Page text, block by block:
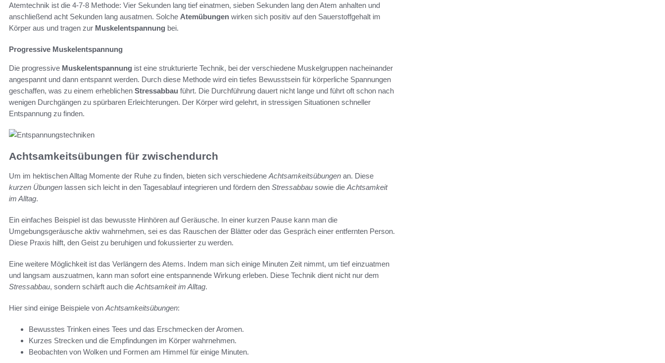
Atemtechnik ist die 4-7-8 Methode: Vier Sekunden lang tief einatmen, sieben Sekunden lang den Atem anhalten und
anschließend acht Sekunden lang ausatmen. Solche Atemübungen wirken sich positiv auf den Sauerstoffgehalt im
Körper aus und tragen zur Muskelentspannung bei.
Progressive Muskelentspannung
Die progressive Muskelentspannung ist eine strukturierte Technik, bei der verschiedene Muskelgruppen nacheinander
angespannt und dann entspannt werden. Durch diese Methode wird ein tiefes Bewusstsein für körperliche Spannungen
geschaffen, was zu einem erheblichen Stressabbau führt. Die Durchführung dauert nicht lange und führt oft schon nach
wenigen Durchgängen zu spürbaren Erleichterungen. Der Körper wird gelehrt, in stressigen Situationen schneller
Entspannung zu finden.
Achtsamkeitsübungen für zwischendurch
Um im hektischen Alltag Momente der Ruhe zu finden, bieten sich verschiedene Achtsamkeitsübungen an. Diese
kurzen Übungen lassen sich leicht in den Tagesablauf integrieren und fördern den Stressabbau sowie die Achtsamkeit
im Alltag.
Ein einfaches Beispiel ist das bewusste Hinhören auf Geräusche. In einer kurzen Pause kann man die
Umgebungsgeräusche aktiv wahrnehmen, sei es das Rauschen der Blätter oder das Gespräch einer entfernten Person.
Diese Praxis hilft, den Geist zu beruhigen und fokussierter zu werden.
Eine weitere Möglichkeit ist das Verlängern des Atems. Indem man sich einige Minuten Zeit nimmt, um tief einzuatmen
und langsam auszuatmen, kann man sofort eine entspannende Wirkung erleben. Diese Technik dient nicht nur dem
Stressabbau, sondern schärft auch die Achtsamkeit im Alltag.
Hier sind einige Beispiele von Achtsamkeitsübungen:
Bewusstes Trinken eines Tees und das Erschmecken der Aromen.
Kurzes Strecken und die Empfindungen im Körper wahrnehmen.
Beobachten von Wolken und Formen am Himmel für einige Minuten.